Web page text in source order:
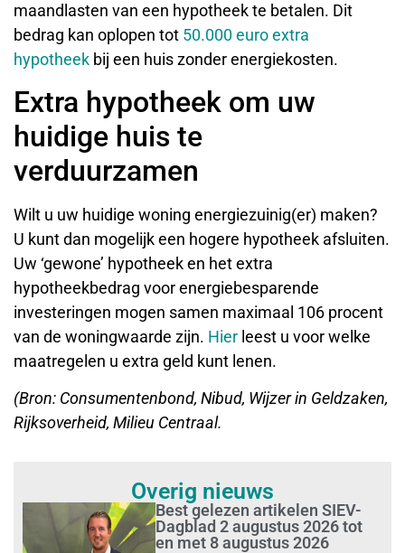
maandlasten van een hypotheek te betalen. Dit
bedrag kan oplopen tot 50.000 euro extra
hypotheek bij een huis zonder energiekosten.
Extra hypotheek om uw
huidige huis te
verduurzamen
Wilt u uw huidige woning energiezuinig(er) maken?
U kunt dan mogelijk een hogere hypotheek afsluiten.
Uw ‘gewone’ hypotheek en het extra
hypotheekbedrag voor energiebesparende
investeringen mogen samen maximaal 106 procent
van de woningwaarde zijn. Hier leest u voor welke
maatregelen u extra geld kunt lenen.
(Bron: Consumentenbond, Nibud, Wijzer in Geldzaken,
Rijksoverheid, Milieu Centraal.
Overig nieuws
Best gelezen artikelen SIEV-
Dagblad 2 augustus 2026 tot
en met 8 augustus 2026